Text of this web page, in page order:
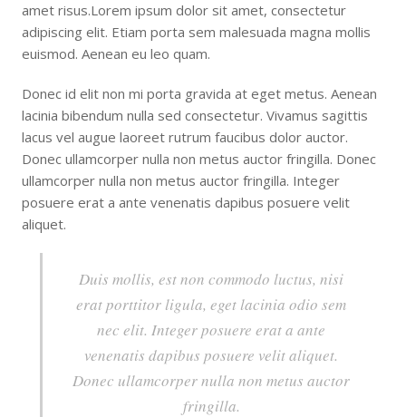
amet risus.Lorem ipsum dolor sit amet, consectetur
adipiscing elit. Etiam porta sem malesuada magna mollis
euismod. Aenean eu leo quam.
Donec id elit non mi porta gravida at eget metus. Aenean
lacinia bibendum nulla sed consectetur. Vivamus sagittis
lacus vel augue laoreet rutrum faucibus dolor auctor.
Donec ullamcorper nulla non metus auctor fringilla. Donec
ullamcorper nulla non metus auctor fringilla. Integer
posuere erat a ante venenatis dapibus posuere velit
aliquet.
Duis mollis, est non commodo luctus, nisi
erat porttitor ligula, eget lacinia odio sem
nec elit. Integer posuere erat a ante
venenatis dapibus posuere velit aliquet.
Donec ullamcorper nulla non metus auctor
fringilla.